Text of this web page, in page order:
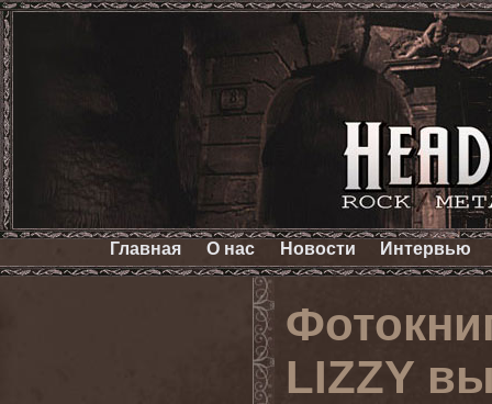
Главная О нас Новости Интервью
LIZZY